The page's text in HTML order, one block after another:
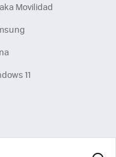
Movilidad
11